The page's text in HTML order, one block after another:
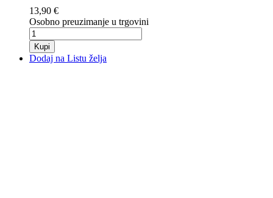
13,90 €
Osobno preuzimanje u trgovini
Kupi
Dodaj na Listu želja